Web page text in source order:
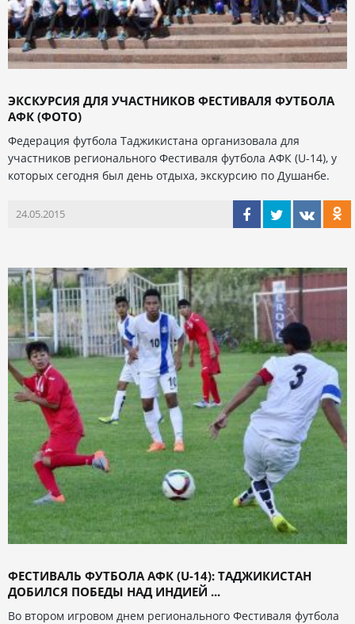
ЭКСКУРСИЯ ДЛЯ УЧАСТНИКОВ ФЕСТИВАЛЯ ФУТБОЛА
АФК (ФОТО)
Федерация футбола Таджикистана организовала для
участников регионального Фестиваля футбола АФК (U-14), у
которых сегодня был день отдыха, экскурсию по Душанбе.
24.05.2015
ФЕСТИВАЛЬ ФУТБОЛА АФК (U-14): ТАДЖИКИСТАН
ДОБИЛСЯ ПОБЕДЫ НАД ИНДИЕЙ ...
Во втором игровом днем регионального Фестиваля футбола